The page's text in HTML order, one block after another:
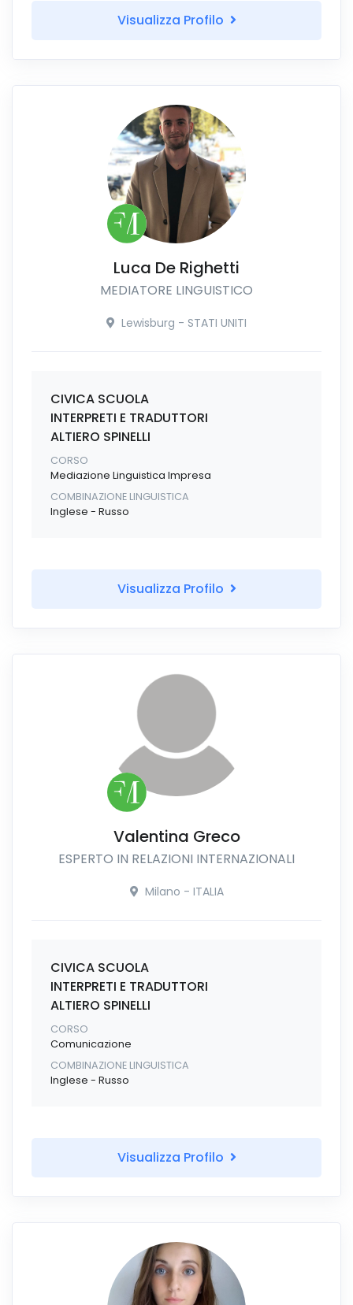
Visualizza Profilo
Luca De Righetti
MEDIATORE LINGUISTICO
Lewisburg - STATI UNITI
CIVICA SCUOLA
INTERPRETI E TRADUTTORI
ALTIERO SPINELLI
CORSO
Mediazione Linguistica Impresa
COMBINAZIONE LINGUISTICA
Inglese - Russo
Visualizza Profilo
Valentina Greco
ESPERTO IN RELAZIONI INTERNAZIONALI
Milano - ITALIA
CIVICA SCUOLA
INTERPRETI E TRADUTTORI
ALTIERO SPINELLI
CORSO
Comunicazione
COMBINAZIONE LINGUISTICA
Inglese - Russo
Visualizza Profilo